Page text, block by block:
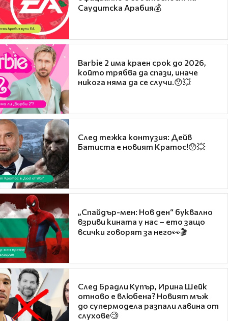
Саудитска Арабия💰
Barbie 2 има краен срок до 2026,
който трябва да спази, иначе
никога няма да се случи.😯💥
След тежка контузия: Дейв
Батиста е новият Кратос!😯💥
„Спайдър-мен: Нов ден“ буквално
взриви кината у нас – ето защо
всички говорят за него👀🎬
След Брадли Купър, Ирина Шейк
отново е влюбена? Новият мъж
до супермодела разпали лавина от
слухове🧐